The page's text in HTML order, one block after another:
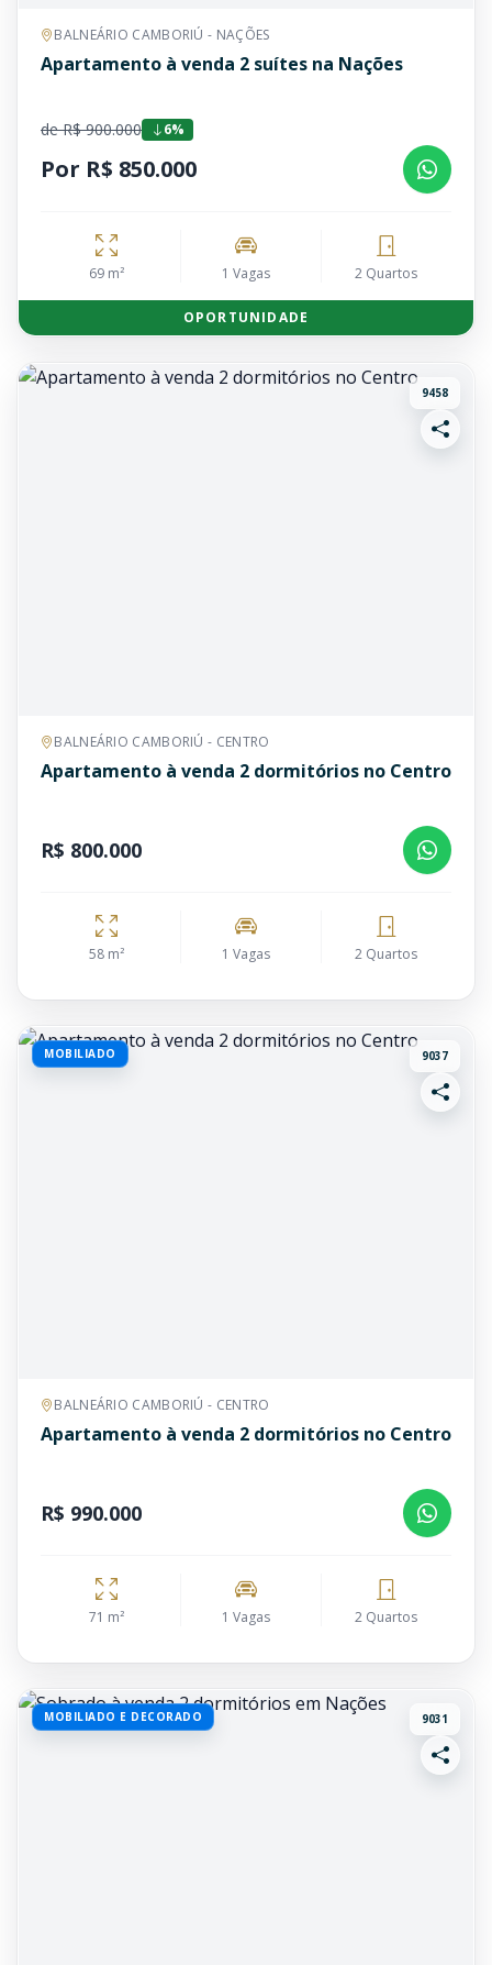
BALNEÁRIO CAMBORIÚ - NAÇÕES
Apartamento à venda 2 suítes na Nações
de R$ 900.000 6%
Por R$ 850.000
69 m² 1 Vagas 2 Quartos
OPORTUNIDADE
9458
BALNEÁRIO CAMBORIÚ - CENTRO
Apartamento à venda 2 dormitórios no Centro
R$ 800.000
58 m² 1 Vagas 2 Quartos
MOBILIADO 9037
BALNEÁRIO CAMBORIÚ - CENTRO
Apartamento à venda 2 dormitórios no Centro
R$ 990.000
71 m² 1 Vagas 2 Quartos
MOBILIADO E DECORADO 9031